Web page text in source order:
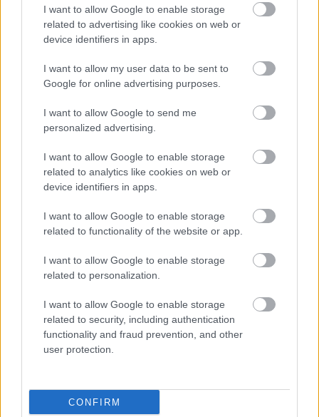
I want to allow Google to enable storage
related to advertising like cookies on web or
device identifiers in apps.
I want to allow my user data to be sent to
Google for online advertising purposes.
I want to allow Google to send me
personalized advertising.
I want to allow Google to enable storage
related to analytics like cookies on web or
device identifiers in apps.
I want to allow Google to enable storage
related to functionality of the website or app.
I want to allow Google to enable storage
related to personalization.
I want to allow Google to enable storage
related to security, including authentication
functionality and fraud prevention, and other
user protection.
CONFIRM
Δημοφιλείς Ειδήσεις
ΑΣΕΠ: Αυτές είναι οι δύο επόμενες
Αλλάζουν τα χαρτονομίσματα ευρώ –
Οριστικά εκτός το 500ευρο
ΑΣΕΠ: Νέος γραπτός διαγωνισμός -
Μόνιμοι στο υπουργείο Εξωτερικών
ΔΥΠΑ: 1.000 προσλήψεις με μισθό έως
1.250€ - Πού θα κάνετε αίτηση
Tags